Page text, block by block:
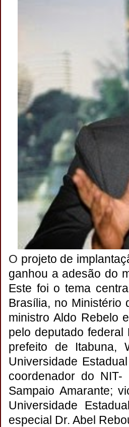
O projeto de
ganhou a adesão do
Este foi o tema
Brasília, no Ministério
ministro Aldo Rebelo
pelo deputado
prefeito de Itabuna,
Universidade
coordenador do NIT-
Sampaio Amarante;
Universidade
especial Dr. Abel